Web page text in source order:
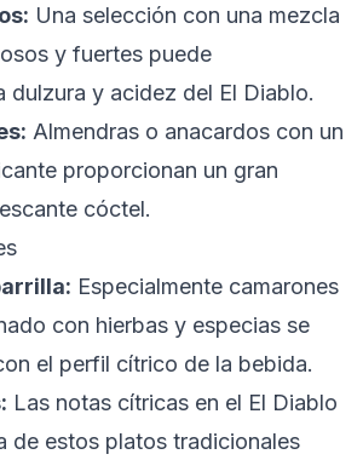
Una selección con una mezcla
y fuertes puede
dulzura y acidez del El Diablo.
Almendras o anacardos con un
proporcionan un gran
cóctel.
Especialmente camarones
con hierbas y especias se
el perfil cítrico de la bebida.
Las notas cítricas en el El Diablo
de estos platos tradicionales